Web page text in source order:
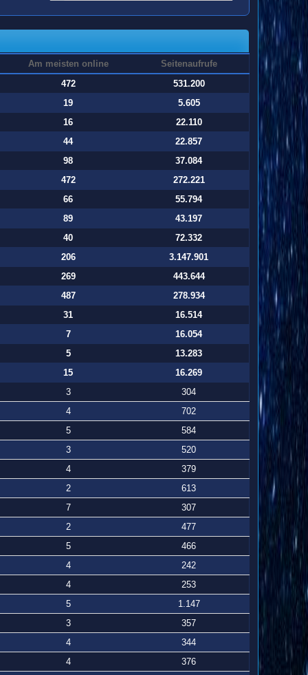
Am meisten online
Seitenaufrufe
472
531.200
19
5.605
16
22.110
44
22.857
98
37.084
472
272.221
66
55.794
89
43.197
40
72.332
206
3.147.901
269
443.644
487
278.934
31
16.514
7
16.054
5
13.283
15
16.269
3
304
4
702
5
584
3
520
4
379
2
613
7
307
2
477
5
466
4
242
4
253
5
1.147
3
357
4
344
4
376